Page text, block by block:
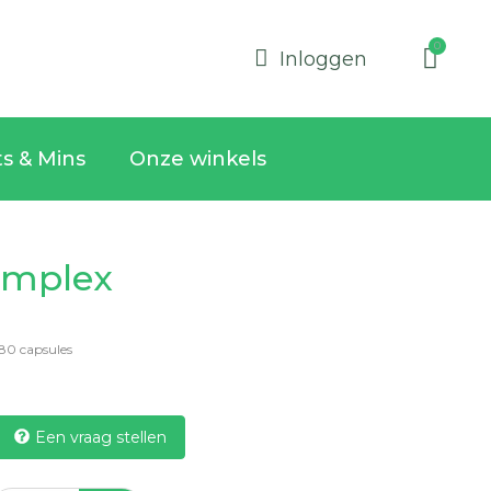
Inloggen
& Mins Onze winkels
capsules
Een vraag stellen